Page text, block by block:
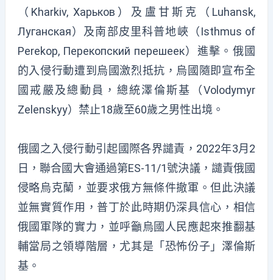
（Kharkiv, Харьков）及盧甘斯克（Luhansk,
Луганская）及南部皮里科普地峽（Isthmus of
Perekop, Перекопский перешеек）進擊。俄國
的入侵行動遭到烏國激烈抵抗，烏國隨即宣布全
國戒嚴及總動員，總統澤倫斯基（Volodymyr
Zelenskyy）禁止18歲至60歲之男性出境。
俄國之入侵行動引起國際各界譴責，2022年3月2
日，聯合國大會通過第ES-11/1號決議，譴責俄國
侵略烏克蘭，並要求俄方無條件撤軍。但此決議
並無實質作用，普丁於此時期仍深具信心，相信
俄國軍隊的實力，並呼籲烏國人民應起來推翻基
輔當局之領導階層，尤其是「恐怖份子」澤倫斯
基。